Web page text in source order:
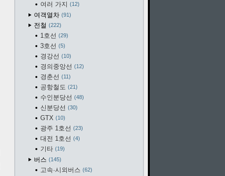
여러 가지 12
여객열차 91
전철 222
1호선 29
3호선 5
경강선 10
경의중앙선 12
경춘선 11
공항철도 21
수인분당선 48
신분당선 30
GTX 10
광주 1호선 23
대전 1호선 4
기타 19
버스 145
고속·시외버스 62